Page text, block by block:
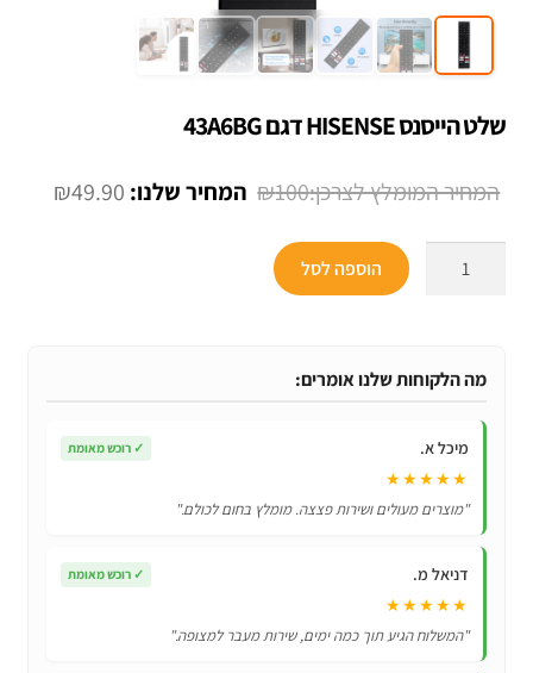
שלט הייסנס HISENSE דגם 43A6BG
₪100
המחיר
₪49.90 המחיר
HISENSE
43A6BG
הוספה לסל
מה הלקוחות שלנו אומרים:
מיכל א. ✓ רוכש מאומת
★★★★★
"מוצרים מעולים ושירות פצצה. מומלץ בחום לכולם."
דניאל מ. ✓ רוכש מאומת
★★★★★
"המשלוח הגיע תוך כמה ימים, שירות מעבר למצופה."